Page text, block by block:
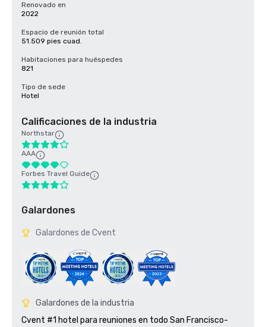
Renovado en
2022
Espacio de reunión total
51.509 pies cuad.
Habitaciones para huéspedes
821
Tipo de sede
Hotel
Calificaciones de la industria
Northstar
AAA
Forbes Travel Guide
Galardones
Galardones de Cvent
Galardones de la industria
Cvent #1 hotel para reuniones en todo San Francisco-